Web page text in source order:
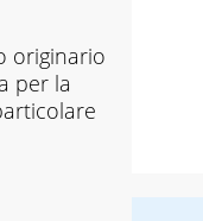
originario
per la